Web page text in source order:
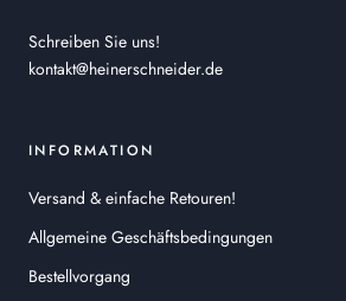
Schreiben Sie uns!
kontakt@heinerschneider.de
INFORMATION
Versand & einfache Retouren!
Allgemeine Geschäftsbedingungen
Bestellvorgang